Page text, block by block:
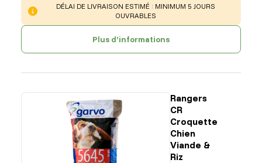
WARNING:
DÉLAI DE LIVRAISON ESTIMÉ : MINIMUM 5 JOURS
OUVRABLES
Plus d’informations
Rangers
CR
Croquette
Chien
Viande &
Riz